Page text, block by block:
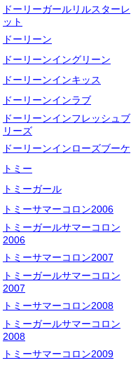
ドーリーガールリルスターレ
ット
ドーリーン
ドーリーンイングリーン
ドーリーンインキッス
ドーリーンインラブ
ドーリーンインフレッシュブ
リーズ
ドーリーンインローズブーケ
トミー
トミーガール
トミーサマーコロン2006
トミーガールサマーコロン
2006
トミーサマーコロン2007
トミーガールサマーコロン
2007
トミーサマーコロン2008
トミーガールサマーコロン
2008
トミーサマーコロン2009